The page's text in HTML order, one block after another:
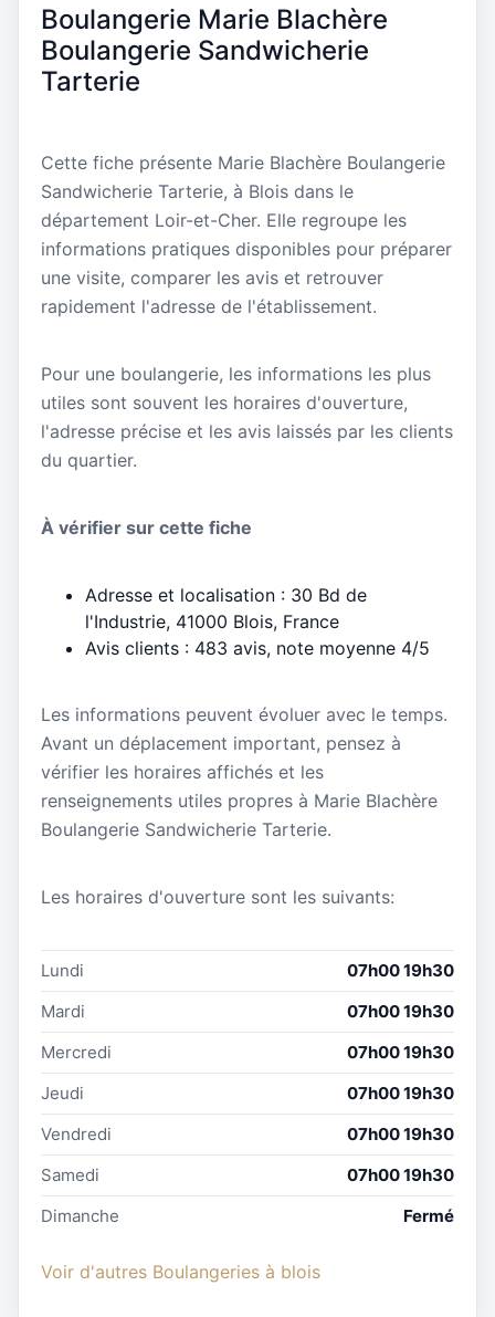
Boulangerie Marie Blachère
Boulangerie Sandwicherie
Tarterie
Cette fiche présente Marie Blachère Boulangerie
Sandwicherie Tarterie, à Blois dans le
département Loir-et-Cher. Elle regroupe les
informations pratiques disponibles pour préparer
une visite, comparer les avis et retrouver
rapidement l'adresse de l'établissement.
Pour une boulangerie, les informations les plus
utiles sont souvent les horaires d'ouverture,
l'adresse précise et les avis laissés par les clients
du quartier.
À vérifier sur cette fiche
Adresse et localisation : 30 Bd de
l'Industrie, 41000 Blois, France
Avis clients : 483 avis, note moyenne 4/5
Les informations peuvent évoluer avec le temps.
Avant un déplacement important, pensez à
vérifier les horaires affichés et les
renseignements utiles propres à Marie Blachère
Boulangerie Sandwicherie Tarterie.
Les horaires d'ouverture sont les suivants:
Lundi
07h00 19h30
Mardi
07h00 19h30
Mercredi
07h00 19h30
Jeudi
07h00 19h30
Vendredi
07h00 19h30
Samedi
07h00 19h30
Dimanche
Fermé
Voir d'autres Boulangeries à blois